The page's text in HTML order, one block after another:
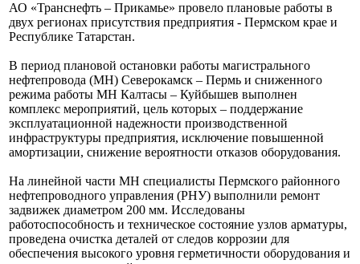
АО «Транснефть – Прикамье» провело плановые работы в
двух регионах присутствия предприятия - Пермском крае и
Республике Татарстан.
В период плановой остановки работы магистрального
нефтепровода (МН) Северокамск – Пермь и сниженного
режима работы МН Калтасы – Куйбышев выполнен
комплекс мероприятий, цель которых – поддержание
эксплуатационной надежности производственной
инфраструктуры предприятия, исключение повышенной
амортизации, снижение вероятности отказов оборудования.
На линейной части МН специалисты Пермского районного
нефтепроводного управления (РНУ) выполнили ремонт
задвижек диаметром 200 мм. Исследованы
работоспособность и техническое состояние узлов арматуры,
проведена очистка деталей от следов коррозии для
обеспечения высокого уровня герметичности оборудования и